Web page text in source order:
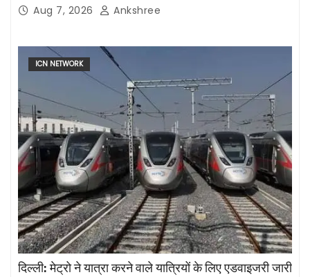
Aug 7, 2026 Ankshree
ICN NETWORK
दिल्ली: मेट्रो ने यात्रा करने वाले यात्रियों के लिए एडवाइजरी जारी